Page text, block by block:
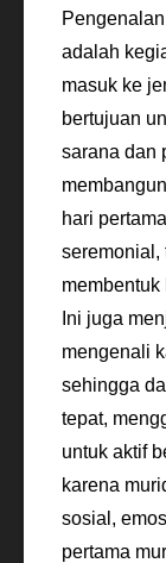
adalah
masuk ke
bertujuan
sarana dan
hari
seremonial,
Ini juga
mengenali
sehingga
tepat,
untuk aktif
karena
sosial,
pertama